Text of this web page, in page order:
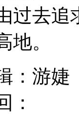
过去追
地。
：游婕
：